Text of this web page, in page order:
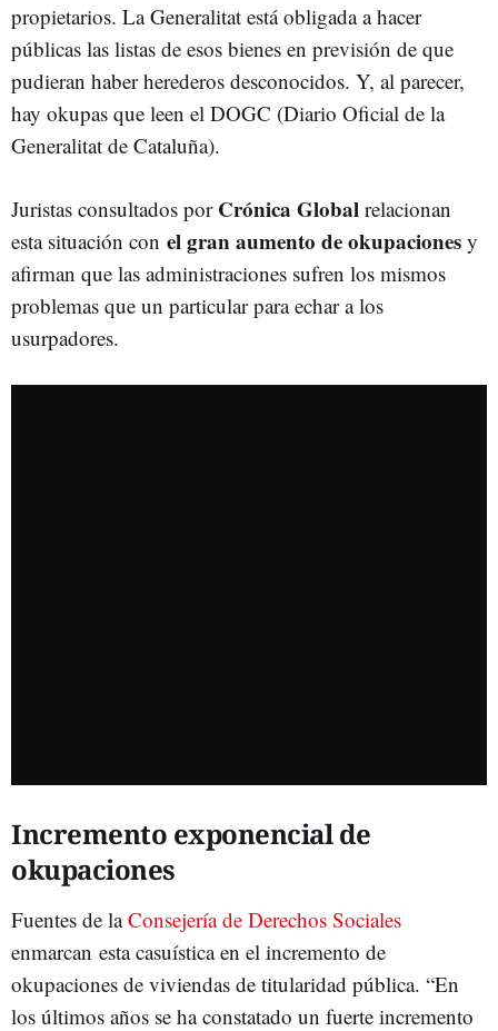
propietarios. La Generalitat está obligada a hacer
públicas las listas de esos bienes en previsión de que
pudieran haber herederos desconocidos. Y, al parecer,
hay okupas que leen el DOGC (Diario Oficial de la
Generalitat de Cataluña).
Juristas consultados por Crónica Global relacionan
esta situación con el gran aumento de okupaciones y
afirman que las administraciones sufren los mismos
problemas que un particular para echar a los
usurpadores.
Incremento exponencial de
okupaciones
Fuentes de laConsejería de Derechos Sociales
enmarcan esta casuística en el incremento de
okupaciones de viviendas de titularidad pública. “En
los últimos años se ha constatado un fuerte incremento